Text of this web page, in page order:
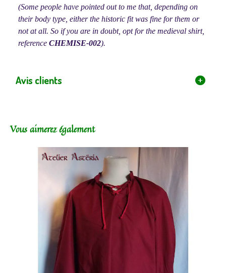
(Some people have pointed out to me that, depending on
their body type, either the historic fit was fine for them or
not at all. So if you are in doubt, opt for the medieval shirt,
reference CHEMISE-002).
Avis clients
Vous aimerez également